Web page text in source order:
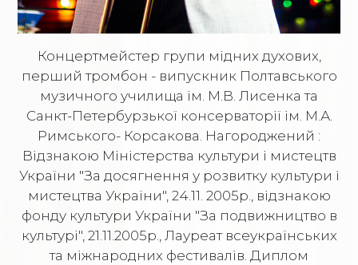
Концертмейстер групи мідних духових,
перший тромбон - випускник Полтавського
музичного училища ім. М.В. Лисенка та
Санкт-Петербурзької консерваторії ім. М.А.
Римського- Корсакова. Нагороджений :
Відзнакою Міністерства культури і мистецтв
України "За досягнення у розвитку культури і
мистецтва України", 24.11. 2005р., відзнакою
фонду культури України "За подвижництво в
культурі", 21.11.2005р., Лауреат всеукраїнських
та міжнародних фестивалів. Диплом